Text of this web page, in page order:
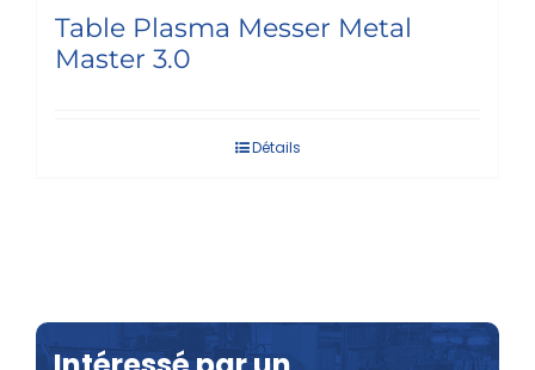
Table Plasma Messer Metal
Master 3.0
Détails